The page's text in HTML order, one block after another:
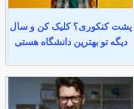
پشت کنکوری؟ کلیک کن و سال
دیگه تو بهترین دانشگاه هستی